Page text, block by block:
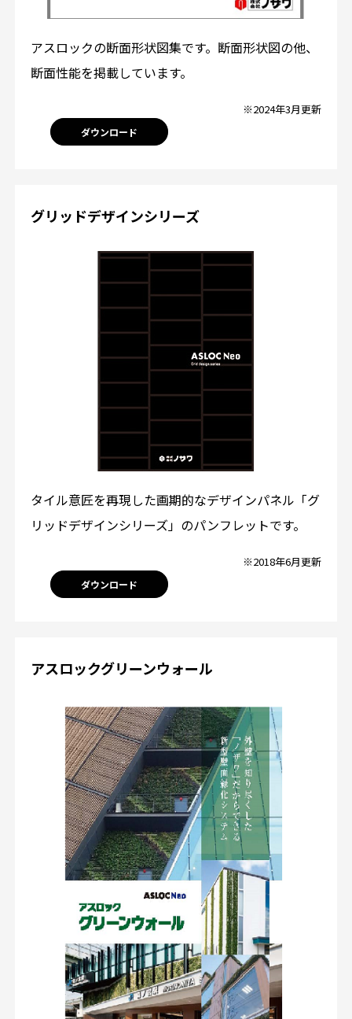
アスロックの断面形状図集です。断面形状図の他、
断面性能を掲載しています。
※2024年3月更新
ダウンロード
グリッドデザインシリーズ
タイル意匠を再現した画期的なデザインパネル「グ
リッドデザインシリーズ」のパンフレットです。
※2018年6月更新
ダウンロード
アスロックグリーンウォール